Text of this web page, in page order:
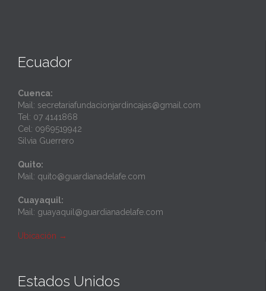
Ecuador
Cuenca:
Mail: secretariafundacionjardincajas@gmail.com
Tel: 07 4141868
Cel: 0969519942
Silvia Guerrero
Quito:
Mail: quito@guardianadelafe.com
Cuayaquil:
Mail: guayaquil@guardianadelafe.com
Ubicación →
Estados Unidos